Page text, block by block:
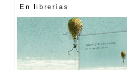
En librerías